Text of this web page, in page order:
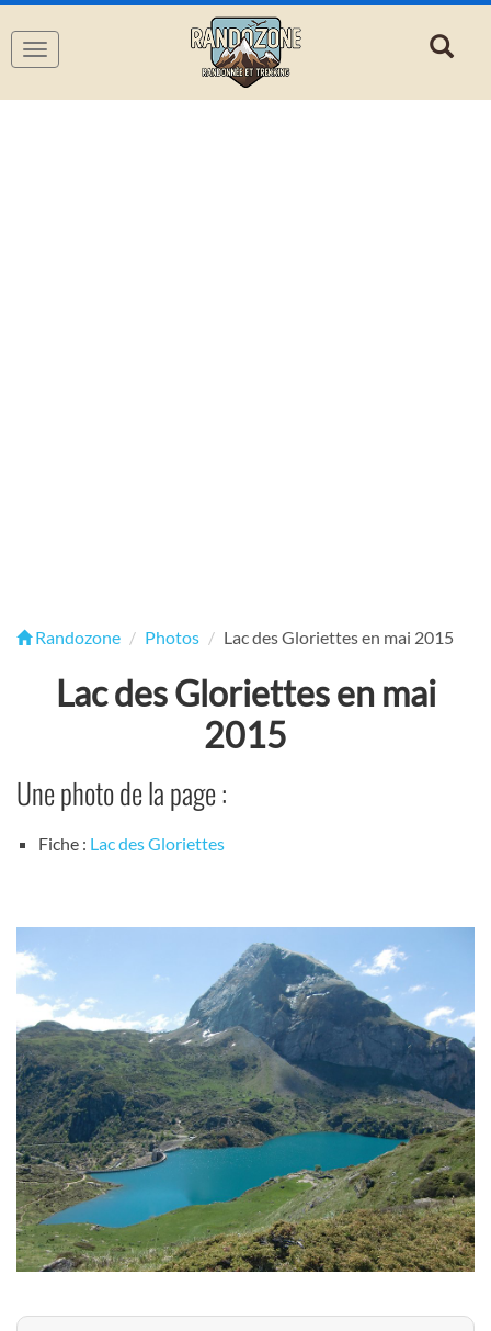
Navigation
Randozone Photos Lac des Gloriettes en mai 2015
Lac des Gloriettes en mai
2015
Une photo de la page :
Fiche : Lac des Gloriettes